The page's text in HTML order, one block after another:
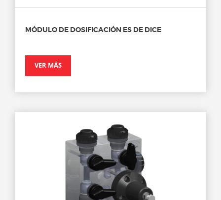
MÓDULO DE DOSIFICACIÓN ES DE DICE
VER MÁS